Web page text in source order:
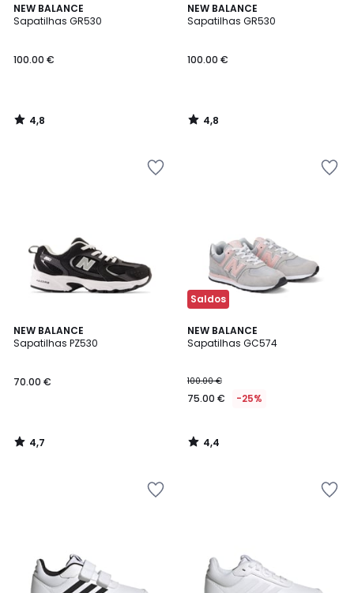
NEW BALANCE
Sapatilhas GR530
100.00 €
4,8
/ 5
4,8
/
NEW BALANCE
Sapatilhas GR530
100.00 €
4,8
/ 5
4,8
/
NEW BALANCE
Sapatilhas PZ530
70.00 €
4,7
/ 5
4,7
/
Saldos
NEW BALANCE
Sapatilhas GC574
100.00 €
75.00 € -25%
4,4
/ 5
4,4
/